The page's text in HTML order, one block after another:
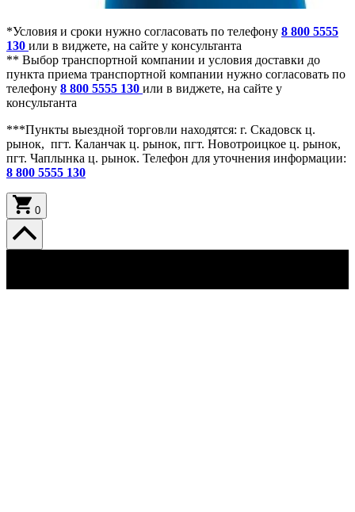
*Условия и сроки нужно согласовать по телефону 8 800 5555
130 или в виджете, на сайте у консультанта
** Выбор транспортной компании и условия доставки до
пункта приема транспортной компании нужно согласовать по
телефону 8 800 5555 130 или в виджете, на сайте у
консультанта
***Пункты выездной торговли находятся: г. Скадовск ц.
рынок, пгт. Каланчак ц. рынок, пгт. Новотроицкое ц. рынок,
пгт. Чаплынка ц. рынок. Телефон для уточнения информации:
8 800 5555 130
0